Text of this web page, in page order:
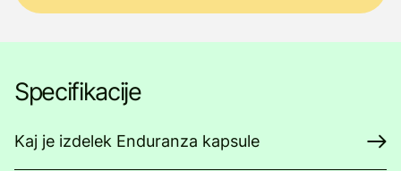
Specifikacije
Kaj je izdelek Enduranza kapsule